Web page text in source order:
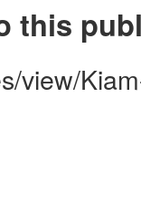
this
view/